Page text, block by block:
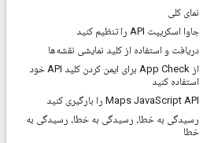
نمای کلی
جاوا اسکریپت API را تنظیم کنید
دریافت و استفاده از کلید نمایشی نقشه‌ها
از App Check برای ایمن کردن کلید API خود
استفاده کنید
Maps JavaScript API را بارگیری کنید
رسیدگی به خطا، رسیدگی به خطا، رسیدگی به
خطا